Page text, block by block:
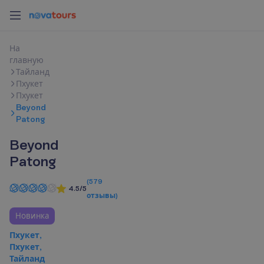
На
главную
Тайланд
Пхукет
Пхукет
Beyond
Patong
Beyond
Patong
4.5/5
(579
отзывы)
Новинка
Пхукет,
Пхукет,
Тайланд